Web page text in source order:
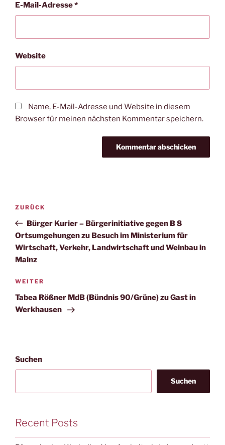
E-Mail-Adresse*
Website
Name, E-Mail-Adresse und Website in diesem
Browser für meinen nächsten Kommentar speichern.
Beitragsnavigation
Vorheriger
Beitrag
ZURÜCK
Bürger Kurier – Bürgerinitiative gegen B 8
Ortsumgehungen zu Besuch im Ministerium für
Wirtschaft, Verkehr, Landwirtschaft und Weinbau in
Mainz
Nächster
Beitrag
WEITER
Tabea Rößner MdB (Bündnis 90/Grüne) zu Gast in
Werkhausen
Suchen
Suchen
Recent Posts